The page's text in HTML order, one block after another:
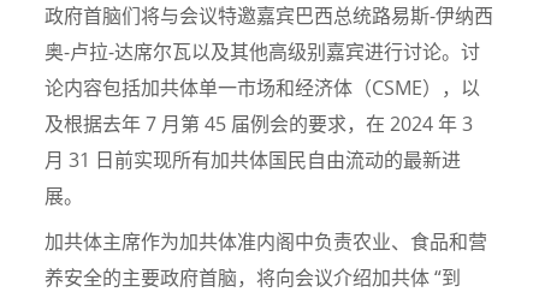
政府首脑们将与会议特邀嘉宾巴西总统路易斯-伊纳西
奥-卢拉-达席尔瓦以及其他高级别嘉宾进行讨论。讨
论内容包括加共体单一市场和经济体（CSME），以
及根据去年 7 月第 45 届例会的要求，在 2024 年 3
月 31 日前实现所有加共体国民自由流动的最新进
展。
加共体主席作为加共体准内阁中负责农业、食品和营
养安全的主要政府首脑，将向会议介绍加共体 “到